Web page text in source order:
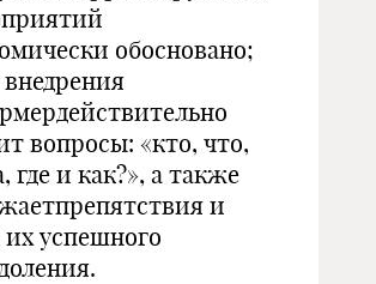
обосновано;
вопросы: «кто, что,
где и как?», а также
и
ус­пешного